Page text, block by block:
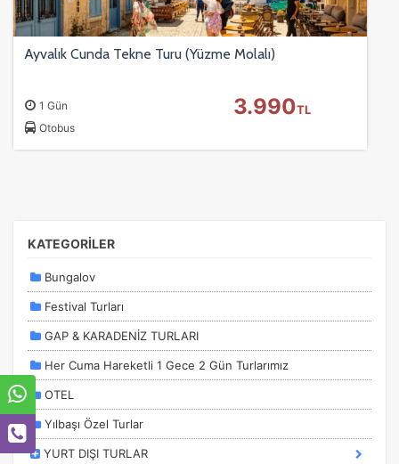
Ayvalık Cunda Tekne Turu (Yüzme Molalı)
1 Gün
Otobus
3.990TL
KATEGORİLER
Bungalov
Festival Turları
GAP & KARADENİZ TURLARI
Her Cuma Hareketli 1 Gece 2 Gün Turlarımız
OTEL
Yılbaşı Özel Turlar
YURT DIŞI TURLAR